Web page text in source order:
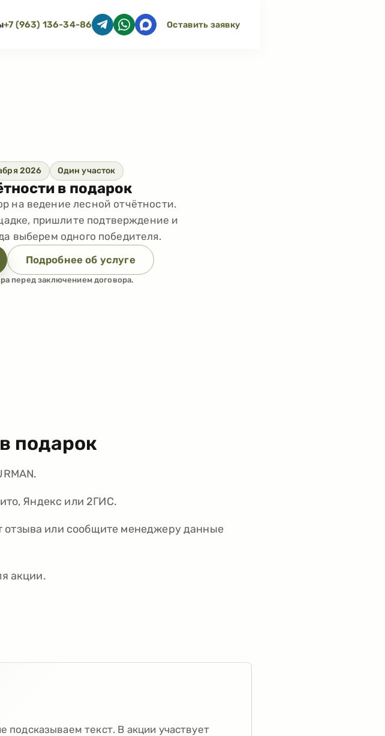
+7 (963) 136-34-86 Оставить заявку
2026 Один участок
в подарок
на ведение лесной отчётности.
пришлите подтверждение и
выберем одного победителя.
Подробнее об услуге
перед заключением договора.
подарок
Яндекс или 2ГИС.
отзыва или сообщите менеджеру данные
акции.
текст. В акции участвует